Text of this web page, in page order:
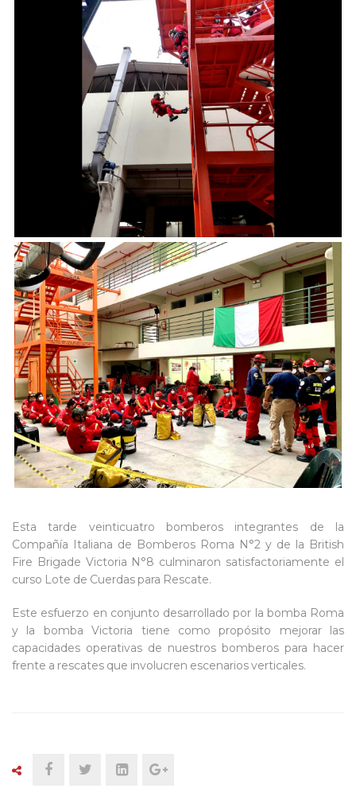
Esta tarde veinticuatro bomberos integrantes de la
Compañía Italiana de Bomberos Roma N°2 y de la British
Fire Brigade Victoria N°8 culminaron satisfactoriamente el
curso Lote de Cuerdas para Rescate.
Este esfuerzo en conjunto desarrollado por la bomba Roma
y la bomba Victoria tiene como propósito mejorar las
capacidades operativas de nuestros bomberos para hacer
frente a rescates que involucren escenarios verticales.